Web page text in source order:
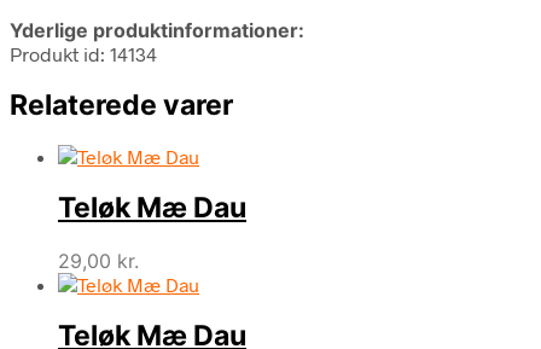
Yderlige produktinformationer:
Produkt id: 14134
Relaterede varer
Teløk Mæ Dau
29,00 kr.
Teløk Mæ Dau